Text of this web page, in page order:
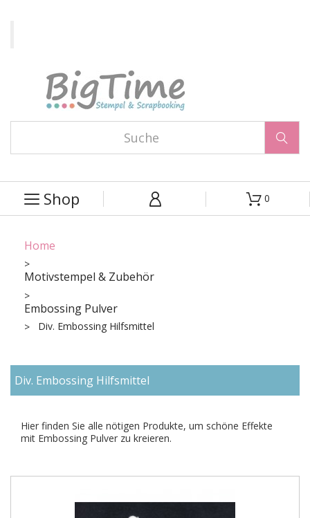

 Shop   0
Home
Motivstempel & Zubehör
Embossing Pulver
Div. Embossing Hilfsmittel
Div. Embossing Hilfsmittel
Hier finden Sie alle nötigen Produkte, um schöne Effekte
mit Embossing Pulver zu kreieren.